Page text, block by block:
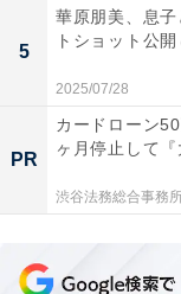
5
華原朋美、息
トショット公
2025/07/28
PR
カードローン
ヶ月停止して
渋谷法務総合事務